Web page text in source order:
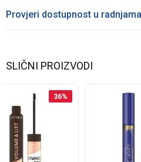
Provjeri dostupnost u radnjama
SLIČNI PROIZVODI
36%